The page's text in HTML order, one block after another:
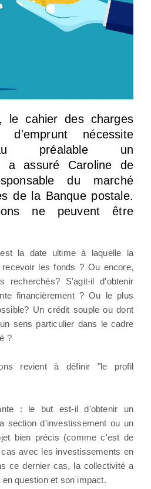
le cahier des charges
d'emprunt nécessite
préalable un
a assuré Caroline de
du marché
de la Banque postale.
ne peuvent être
la date ultime à laquelle la
les fonds ? Ou encore,
recherchés? S'agit-il d'obtenir
financièrement ? Ou le plus
Un crédit souple ou dont
sens particulier dans le cadre
?
revient à définir "le profil
: le but est-il d'obtenir un
section d'investissement ou un
bien précis (comme c'est de
avec les investissements en
ce dernier cas, la collectivité a
question et son impact.